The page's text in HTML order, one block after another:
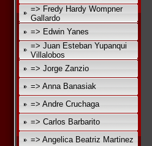
=> Fredy Hardy Wompner
Gallardo
=> Edwin Yanes
=> Juan Esteban Yupanqui
Villalobos
=> Jorge Zanzio
=> Anna Banasiak
=> Andre Cruchaga
=> Carlos Barbarito
=> Angelica Beatriz Martinez